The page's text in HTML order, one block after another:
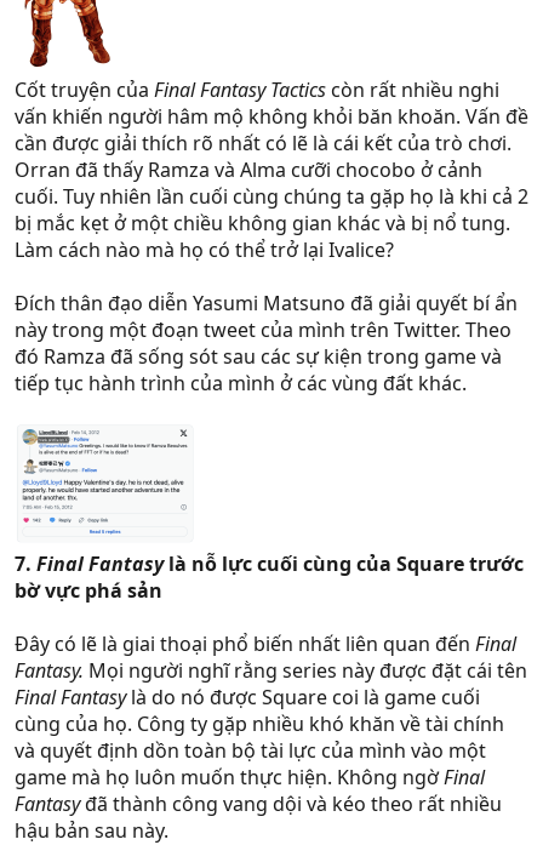
Cốt truyện của Final Fantasy Tacticscòn rất nhiều nghi
vấn khiến người hâm mộ không khỏi băn khoăn. Vấn đề
cần được giải thích rõ nhất có lẽ là cái kết của trò chơi.
Orran đã thấy Ramza và Alma cưỡi chocobo ở cảnh
cuối. Tuy nhiên lần cuối cùng chúng ta gặp họ là khi cả 2
bị mắc kẹt ở một chiều không gian khác và bị nổ tung.
Làm cách nào mà họ có thể trở lại Ivalice?
Đích thân đạo diễn Yasumi Matsuno đã giải quyết bí ẩn
này trong một đoạn tweet của mình trên Twitter. Theo
đó Ramza đã sống sót sau các sự kiện trong game và
tiếp tục hành trình của mình ở các vùng đất khác.
7. Final Fantasylà nỗ lực cuối cùng của Square trước
bờ vực phá sản
Đây có lẽ là giai thoại phổ biến nhất liên quan đến Final
Fantasy. Mọi người nghĩ rằng series này được đặt cái tên
Final Fantasylà do nó được Square coi là game cuối
cùng của họ. Công ty gặp nhiều khó khăn về tài chính
và quyết định dồn toàn bộ tài lực của mình vào một
game mà họ luôn muốn thực hiện. Không ngờFinal
Fantasyđã thành công vang dội và kéo theo rất nhiều
hậu bản sau này.